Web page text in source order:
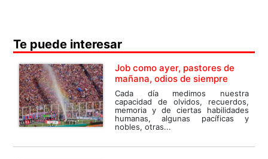
Te puede interesar
Job como ayer, pastores de
mañana, odios de siempre
Cada día medimos nuestra
capacidad de olvidos, recuerdos,
memoria y de ciertas habilidades
humanas, algunas pacíficas y
nobles, otras...